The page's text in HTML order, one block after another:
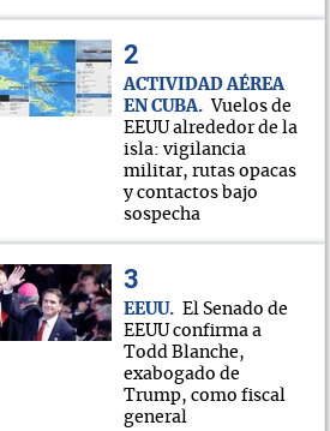
ACTIVIDAD AÉREA
EN CUBA
Vuelos de
EEUU alrededor de la
isla: vigilancia
militar, rutas opacas
y contactos bajo
sospecha
EEUU
El Senado de
EEUU confirma a
Todd Blanche,
exabogado de
Trump, como fiscal
general